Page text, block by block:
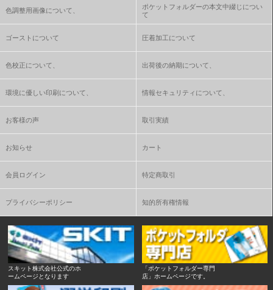
色調整用画像について、
ポケットフォルダーの本文中綴じについ
て
ゴーストについて 圧着加工について
色校正について、 出荷後の納期について、
環境に優しい印刷について、 情報セキュリティについて、
お客様の声 取引実績
お知らせ カート
会員ログイン 特定商取引
プライバシーポリシー 知的所有権情報
スキット株式会社公式のホ
ームページとなります
「ポケットフォルダー専門
店」ホームページです。